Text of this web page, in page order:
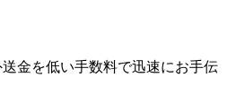
金を低い手数料で迅速にお手伝